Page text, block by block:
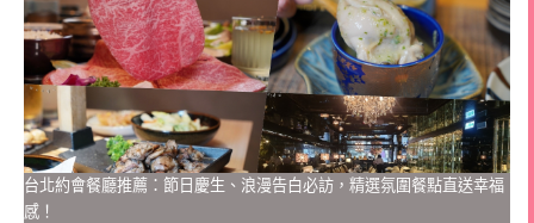
台北約會餐廳推薦：節日慶生、浪漫告白必訪，精選氛圍餐點直送幸福
感！